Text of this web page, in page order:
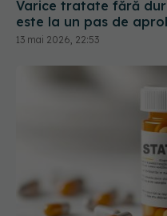
Tratamentul timpuriu
înceapă prevenția și